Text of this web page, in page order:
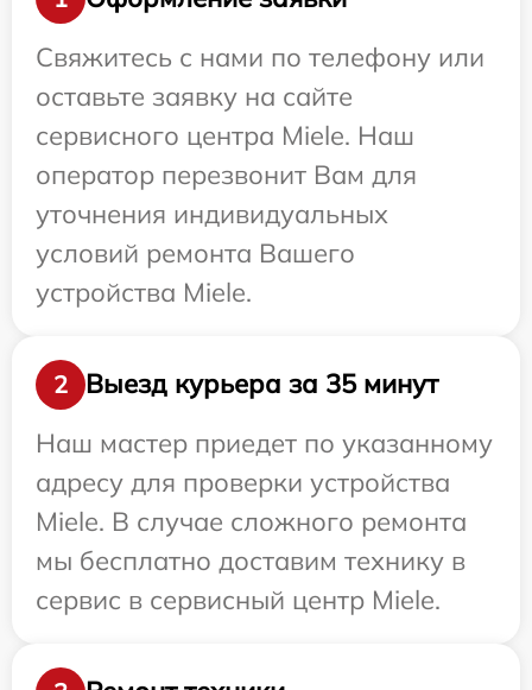
Свяжитесь с нами по телефону или
оставьте заявку на сайте
сервисного центра Miele. Наш
оператор перезвонит Вам для
уточнения индивидуальных
условий ремонта Вашего
устройства Miele.
2
Выезд курьера за 35 минут
Наш мастер приедет по указанному
адресу для проверки устройства
Miele. В случае сложного ремонта
мы бесплатно доставим технику в
сервис в сервисный центр Miele.